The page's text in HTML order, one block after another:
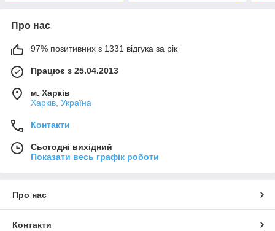
Про нас
97% позитивних з 1331 відгука за рік
Працює з 25.04.2013
м. Харків
Харків, Україна
Контакти
Сьогодні вихідний
Показати весь графік роботи
Про нас
Контакти